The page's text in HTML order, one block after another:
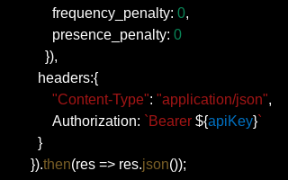
          frequency_penalty:
0,
          presence_penalty:
0
        }),
      headers:{
"Content-Type": "application/json",
          Authorization:
`Bearer ${apiKey}`
      }
    }).
then(res => res.json());